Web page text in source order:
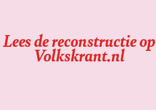
Lees de reconstructie op
Volkskrant.nl